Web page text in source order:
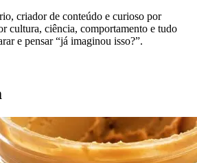
criador de conteúdo e curioso por
cultura, ciência, comportamento e tudo
e pensar “já imaginou isso?”.